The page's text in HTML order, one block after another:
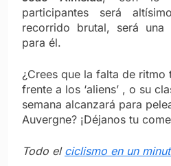
participantes será
recorrido brutal, será una
para él.
¿Crees que la falta de ritmo
frente a los ‘aliens’ , o su
semana alcanzará para
Auvergne? ¡Déjanos tu
Todo el ciclismo en un